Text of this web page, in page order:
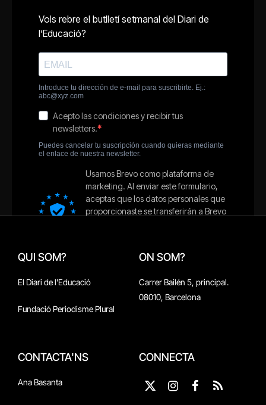
QUI SOM?
El Diari de l'Educació
Fundació Periodisme Plural
ON SOM?
Carrer Bailén 5, principal.
08010, Barcelona
CONTACTA'NS
Ana Basanta
CONNECTA
X
InstagramFacebook
RSS